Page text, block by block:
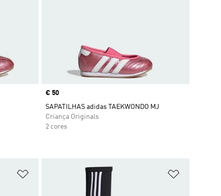
Price
€ 50
SAPATILHAS adidas TAEKWONDO MJ
Criança Originals
2 cores
Adicionar à Lista de Desejos